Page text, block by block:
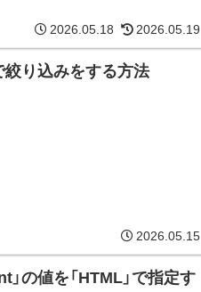
2026.05.18 2026.05.19
絞り込みをする方法
2026.05.15
」の値を「HTML」で指定す